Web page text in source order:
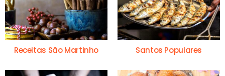
Receitas São Martinho Santos Populares